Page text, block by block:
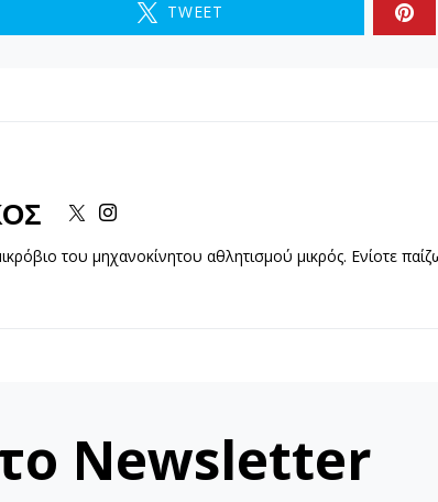
TWEET
του μηχανοκίνητου αθλητισμού μικρός. Ενίοτε
Newsletter